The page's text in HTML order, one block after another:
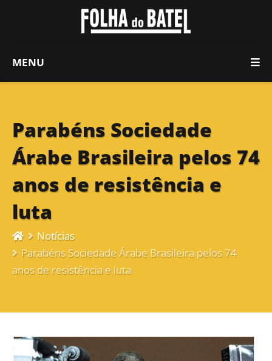
MENU
Parabéns Sociedade
Árabe Brasileira pelos 74
anos de resistência e
luta
Notícias
Parabéns Sociedade Árabe Brasileira pelos 74
anos de resistência e luta